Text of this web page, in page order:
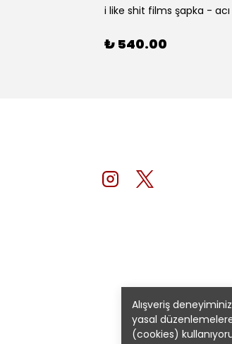
Alışveriş
yasal
(cookies)
i like shit films şapka -
₺ 540.00